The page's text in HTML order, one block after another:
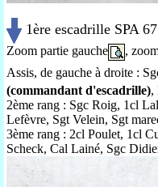
1ère escadrille SPA
Zoom partie gauche ,
Assis, de gauche à droite :
(commandant d'escadrille),
2ème rang : Sgc Roig, 1cl
Lefèvre, Sgt Velein, Sgt
3ème rang : 2cl Poulet, 1cl
Scheck, Cal Lainé, Sgc